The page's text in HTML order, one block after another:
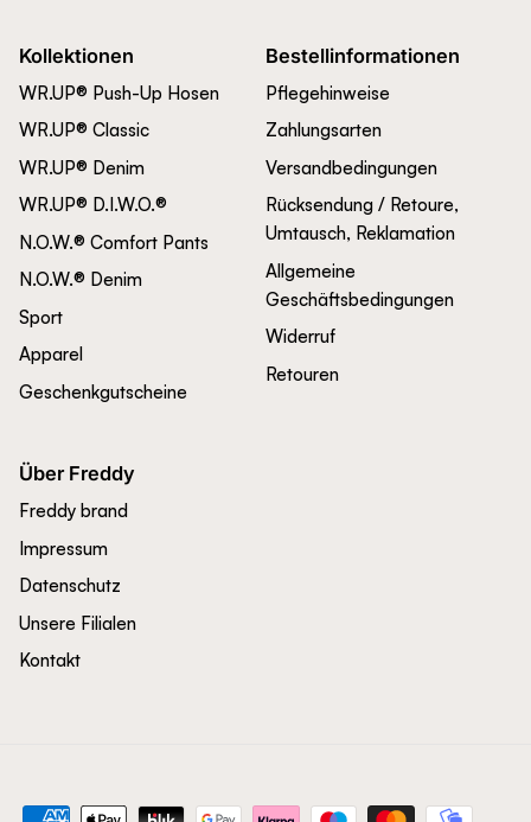
Kollektionen
WR.UP® Push-Up Hosen
WR.UP® Classic
WR.UP® Denim
WR.UP® D.I.W.O.®
N.O.W.® Comfort Pants
N.O.W.® Denim
Sport
Apparel
Geschenkgutscheine
Bestellinformationen
Pflegehinweise
Zahlungsarten
Versandbedingungen
Rücksendung / Retoure,
Umtausch, Reklamation
Allgemeine
Geschäftsbedingungen
Widerruf
Retouren
Über Freddy
Freddy brand
Impressum
Datenschutz
Unsere Filialen
Kontakt